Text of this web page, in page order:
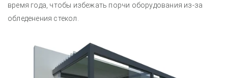
время года, чтобы избежать порчи оборудования из-за
обледенения стекол.